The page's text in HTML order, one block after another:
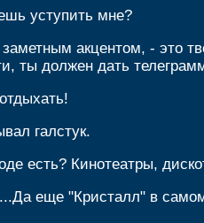
уступить мне?
акцентом, - это
ты должен дать
галстук.
есть? Кинотеатры,
еще "Кристалл" в